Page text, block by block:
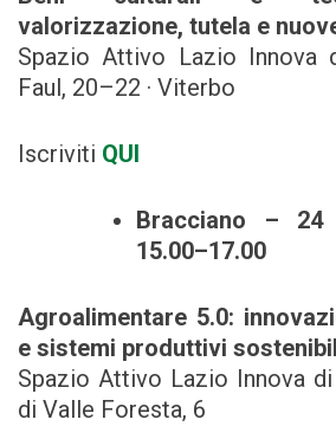
valorizzazione, tutela e
Spazio Attivo Lazio
Faul, 20–22 · Viterbo
Iscriviti QUI
Bracciano –
15.00–17.00
Agroalimentare 5.0:
e sistemi produttivi
Spazio Attivo Lazio Innova
di Valle Foresta, 6